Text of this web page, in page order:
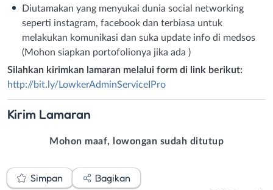
Diutamakan yang menyukai dunia social networking
seperti instagram, facebook dan terbiasa untuk
melakukan komunikasi dan suka update info di medsos
(Mohon siapkan portofolionya jika ada )
Silahkan kirimkan lamaran melalui form di link berikut:
http://bit.ly/LowkerAdminServiceIPro
Kirim Lamaran
Mohon maaf, lowongan sudah ditutup
Simpan Bagikan